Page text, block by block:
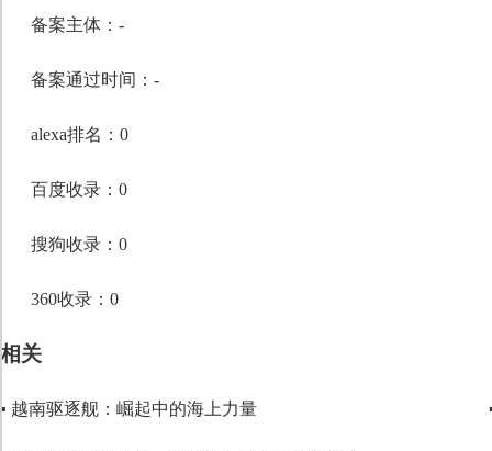
备案主体：-
备案通过时间：-
alexa排名：0
百度收录：0
搜狗收录：0
360收录：0
相关
▪ 越南驱逐舰：崛起中的海上力量
自定义标题
段落格式